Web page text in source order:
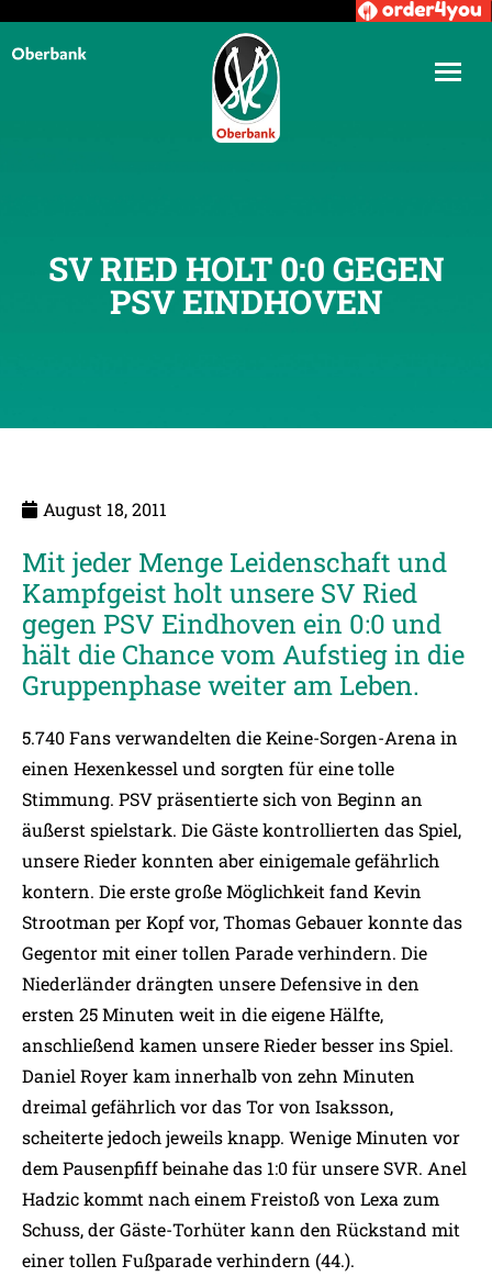
SV RIED HOLT 0:0 GEGEN
PSV EINDHOVEN
August 18, 2011
Mit jeder Menge Leidenschaft und
Kampfgeist holt unsere SV Ried
gegen PSV Eindhoven ein 0:0 und
hält die Chance vom Aufstieg in die
Gruppenphase weiter am Leben.
5.740 Fans verwandelten die Keine-Sorgen-Arena in
einen Hexenkessel und sorgten für eine tolle
Stimmung. PSV präsentierte sich von Beginn an
äußerst spielstark. Die Gäste kontrollierten das Spiel,
unsere Rieder konnten aber einigemale gefährlich
kontern. Die erste große Möglichkeit fand Kevin
Strootman per Kopf vor, Thomas Gebauer konnte das
Gegentor mit einer tollen Parade verhindern. Die
Niederländer drängten unsere Defensive in den
ersten 25 Minuten weit in die eigene Hälfte,
anschließend kamen unsere Rieder besser ins Spiel.
Daniel Royer kam innerhalb von zehn Minuten
dreimal gefährlich vor das Tor von Isaksson,
scheiterte jedoch jeweils knapp. Wenige Minuten vor
dem Pausenpfiff beinahe das 1:0 für unsere SVR. Anel
Hadzic kommt nach einem Freistoß von Lexa zum
Schuss, der Gäste-Torhüter kann den Rückstand mit
einer tollen Fußparade verhindern (44.).